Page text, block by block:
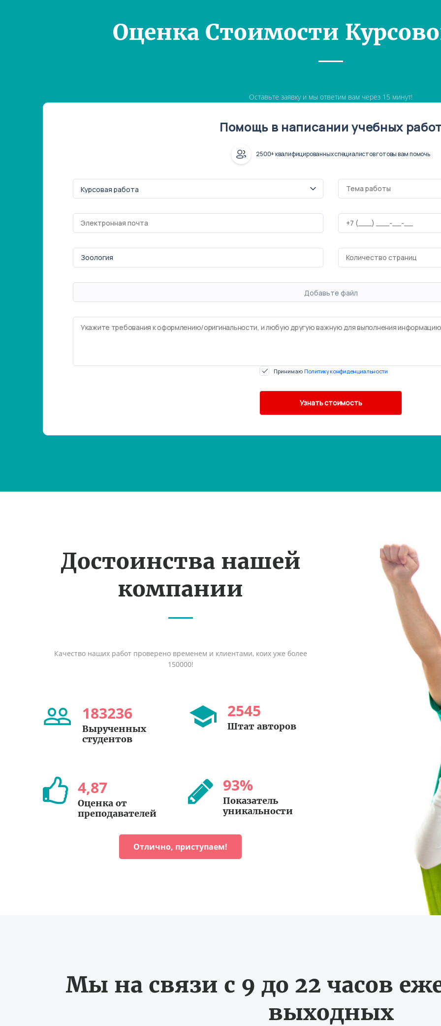
Оценка Стоимости
Оставьте заявку и мы ответим вам через 15 минут!
Помощь в написании учебных
2500+ квалифицированных специалистов готовы вам помочь
Добавьте файл
Принимаю Политику конфиденциальности
Достоинства нашей
компании
Качество наших работ проверено временем и клиентами, коих уже более
150000!
183236
Вырученных
студентов
2545
Штат авторов
4,87
Оценка от
преподавателей
93%
Показатель
уникальности
Отлично, приступаем!
Мы на связи с 9 до 22 часов
выходных